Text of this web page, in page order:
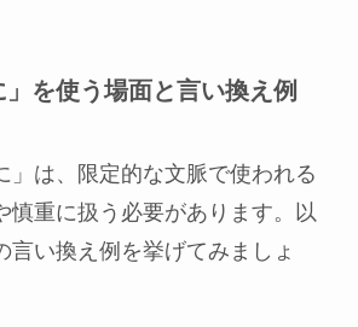
」を使う場面と言い換え例
」は、限定的な文脈で使われる
慎重に扱う必要があります。以
言い換え例を挙げてみましょ